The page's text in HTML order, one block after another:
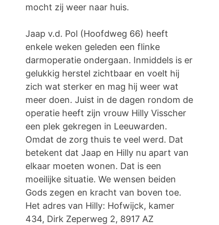
mocht zij weer naar huis.
Jaap v.d. Pol (Hoofdweg 66) heeft
enkele weken geleden een flinke
darmoperatie ondergaan. Inmiddels is er
gelukkig herstel zichtbaar en voelt hij
zich wat sterker en mag hij weer wat
meer doen. Juist in de dagen rondom de
operatie heeft zijn vrouw Hilly Visscher
een plek gekregen in Leeuwarden.
Omdat de zorg thuis te veel werd. Dat
betekent dat Jaap en Hilly nu apart van
elkaar moeten wonen. Dat is een
moeilijke situatie. We wensen beiden
Gods zegen en kracht van boven toe.
Het adres van Hilly: Hofwijck, kamer
434, Dirk Zeperweg 2, 8917 AZ